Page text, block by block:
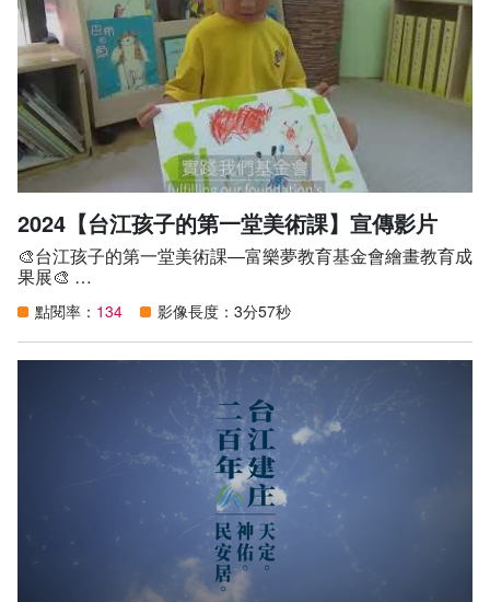
台江流域學習
台江文化節慶
台江本土教育學習單
育非科班生素人以及業餘劇場人。今年是第二期的最終篇，
編舞家將帶領這群擁有豐沛能量的非舞蹈人從環境劇場回歸
正式劇場，以台語詩入舞，利用單程列車的概念訴說人生的
旅途與對生命情感的詮釋，藉此回望記憶中人生的曲折與精
彩。
2024【台江孩子的第一堂美術課】宣傳影片
🎨台江孩子的第一堂美術課—富樂夢教育基金會繪畫教育成
果展🎨
Foundation Drawing Exhibition
🌟活動日期：2024/9/6(五) ~ 9/29(日)
🌟地 點：台江文化中心劇場棟2樓
🌟主辦單位：臺南市政府文化局、富樂夢教育基金會
🌟展出單位：「日本縣展Junior」得獎學生 、愛因斯坦資優
幼兒園、仁仁森林幼兒園、康橋幼兒園
🌟票 價：自由參觀（免費入場）
台南市富樂夢教育基金會成立於2004年，致力於藝文推
廣，自2016年起舉辦繪畫比賽，參與日本縣展Junior展覽。
此次，基金會除了提供優秀作品展出，更與台江文化中心共
同舉辦「台江孩子的第一堂美術課」，免費提供美術材料，
並邀請安南區幼兒園參與，彩繪台江自然生態🌿
作品將在台江文化中心展出，期望讓更多人看見孩子們的內
心世界，支持藝術教育❤️
點閱率： 134 影像長度：3分57秒